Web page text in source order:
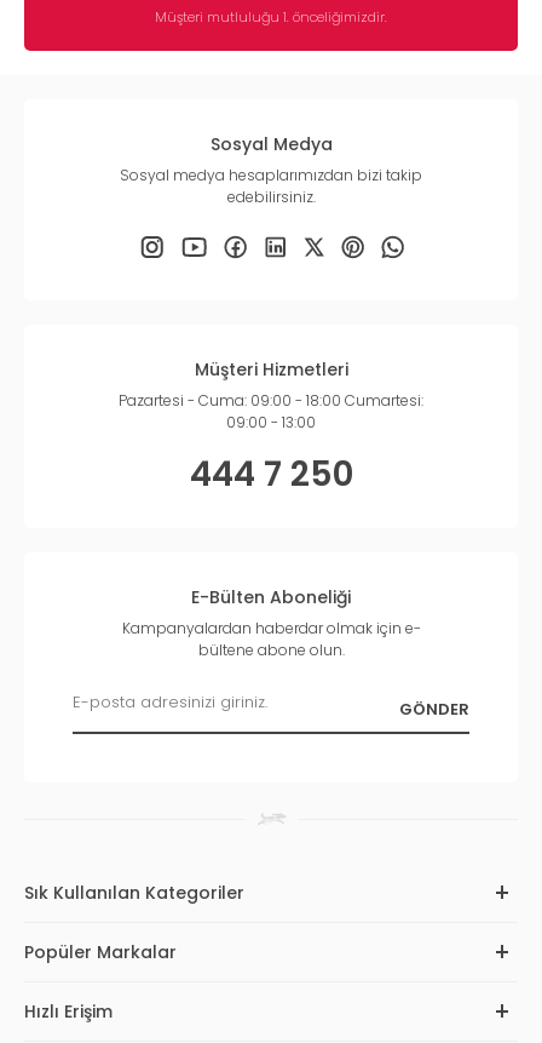
Müşteri mutluluğu 1. önceliğimizdir.
Sosyal Medya
Sosyal medya hesaplarımızdan bizi takip
edebilirsiniz.
Müşteri Hizmetleri
Pazartesi - Cuma: 09:00 - 18:00 Cumartesi:
09:00 - 13:00
444 7 250
E-Bülten Aboneliği
Kampanyalardan haberdar olmak için e-
bültene abone olun.
Sık Kullanılan Kategoriler
Popüler Markalar
Hızlı Erişim